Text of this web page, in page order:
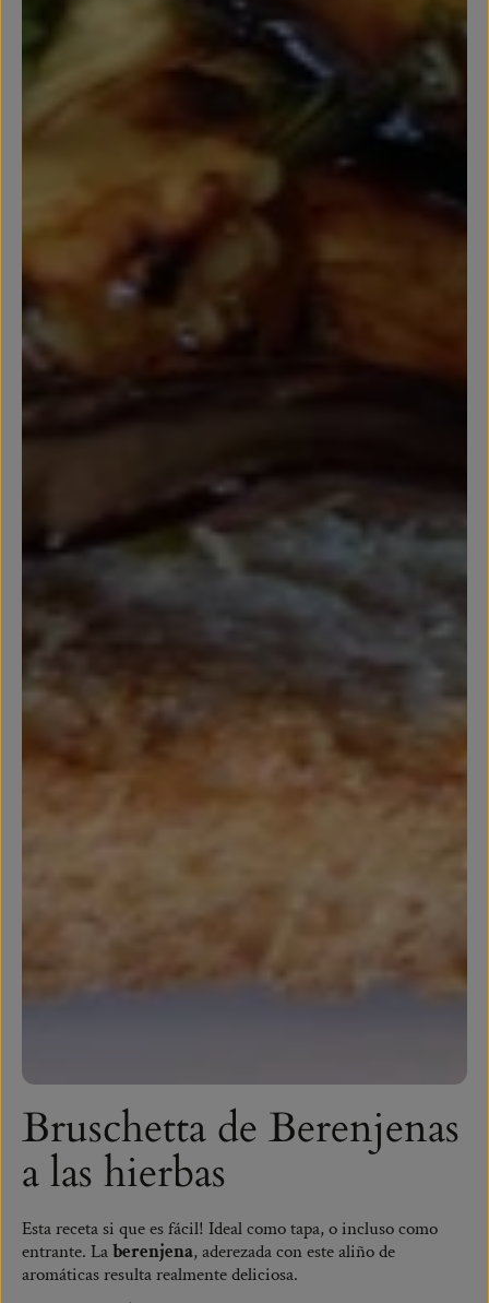
Bruschetta de Berenjenas
a las hierbas
Esta receta si que es fácil! Ideal como tapa, o incluso como
entrante. Laberenjena, aderezada con este aliño de
aromáticas resulta realmente deliciosa.